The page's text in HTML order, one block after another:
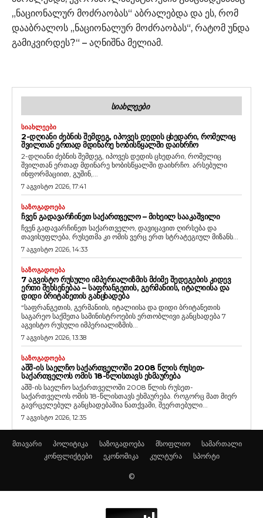
„ნაციონალურ მოძრაობას“ აბრალებდა და ეს, რომ
დააბრალოს „ნაციონალურ მოძრაობას“, რატომ უნდა
გამიკვირდეს?“ – აღნიშნა მელიამ.
ᲡᲘᲐᲮᲚᲔᲔᲑᲘ
ᲡᲘᲐᲮᲚᲔᲔᲑᲘ
2-ᲓᲦᲘᲐᲜᲘ ᲫᲔᲑᲜᲘᲡ ᲨᲔᲛᲓᲔᲒ, ᲘᲞᲝᲕᲔᲡ ᲓᲔᲓᲘᲡ ᲪᲮᲔᲓᲐᲠᲘ, ᲠᲝᲛᲔᲚᲘᲪ
ᲨᲕᲘᲚᲗᲐᲜ ᲔᲠᲗᲐᲓ ᲛᲓᲘᲜᲐᲠᲔ ᲮᲝᲑᲘᲡᲬᲧᲐᲚᲨᲘ ᲓᲐᲘᲮᲠᲩᲝ
2-დღიანი ძებნის შემდეგ, იპოვეს დედის ცხედარი, რომელიც
შვილთან ერთად მდინარე ხობისწყალში დაიხრჩო. არსებული
ინფორმაციით, გუშინ,...
7 აგვისტო 2026, 17:41
ᲡᲐᲖᲝᲒᲐᲓᲝᲔᲑᲐ
ᲩᲕᲔᲜ ᲒᲐᲓᲐᲕᲐᲠᲩᲘᲜᲔᲗ ᲡᲐᲥᲐᲠᲗᲕᲔᲚᲝ – ᲛᲘᲮᲔᲘᲚ ᲡᲐᲐᲙᲐᲨᲕᲘᲚᲘ
ჩვენ გადავარჩინეთ საქართველო, დავიცავით ღირსება და
თავისუფლება, რუსეთმა კი ომის ვერც ერთ სტრატეგიულ მიზანს...
7 აგვისტო 2026, 14:33
ᲡᲐᲖᲝᲒᲐᲓᲝᲔᲑᲐ
7 ᲐᲒᲕᲘᲡᲢᲝ ᲠᲣᲡᲣᲚᲘ ᲘᲛᲞᲔᲠᲘᲐᲚᲘᲖᲛᲘᲡ ᲛᲫᲘᲛᲔ ᲨᲔᲓᲔᲒᲔᲑᲘᲡ ᲙᲘᲓᲔᲕ
ᲔᲠᲗᲘ ᲨᲔᲮᲡᲔᲜᲔᲑᲐᲐ – ᲡᲐᲤᲠᲐᲜᲒᲔᲗᲘᲡ, ᲒᲔᲠᲛᲐᲜᲘᲘᲡ, ᲘᲢᲐᲚᲘᲘᲡᲐ ᲓᲐ
ᲓᲘᲓᲘ ᲑᲠᲘᲢᲐᲜᲔᲗᲘᲡ ᲒᲐᲜᲪᲮᲐᲓᲔᲑᲐ
“საფრანგეთის, გერმანიის, იტალიისა და დიდი ბრიტანეთის
საგარეო საქმეთა სამინისტროების ერთობლივი განცხადება 7
აგვისტო რუსული იმპერიალიზმის...
7 აგვისტო 2026, 13:38
ᲡᲐᲖᲝᲒᲐᲓᲝᲔᲑᲐ
ᲐᲨᲨ-ᲘᲡ ᲡᲐᲔᲚᲩᲝ ᲡᲐᲥᲐᲠᲗᲕᲔᲚᲝᲨᲘ 2008 ᲬᲚᲘᲡ ᲠᲣᲡᲔᲗ-
ᲡᲐᲥᲐᲠᲗᲕᲔᲚᲝᲡ ᲝᲛᲘᲡ 18-ᲬᲚᲘᲡᲗᲐᲕᲡ ᲔᲮᲛᲐᲣᲠᲔᲑᲐ
აშშ-ის საელჩო საქართველოში 2008 წლის რუსეთ-
საქართველოს ომის 18-წლისთავს ეხმაურება. როგორც მათ მიერ
გავრცელებულ განცხადებაშია ნათქვამი, შეერთებული...
7 აგვისტო 2026, 12:35
მთავარი პოლიტიკა საზოგადოება მსოფლიო
სამართალი
კონფლიქტები
ეკონომიკა კულტურა სპორტი
©